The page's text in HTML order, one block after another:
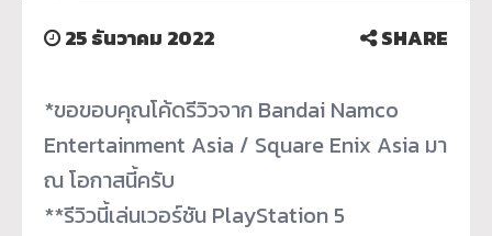
25 ธันวาคม 2022 SHARE
*ขอขอบคุณโค้ดรีวิวจาก Bandai Namco
Entertainment Asia / Square Enix Asia มา
ณ โอกาสนี้ครับ
**รีวิวนี้เล่นเวอร์ชัน PlayStation 5